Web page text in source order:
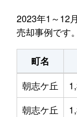
2023年1～12
売却事例です。
町名
朝志ケ丘
朝志ケ丘